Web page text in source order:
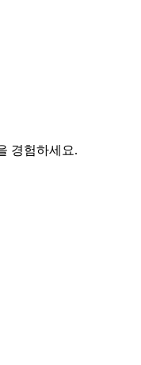
경험하세요.